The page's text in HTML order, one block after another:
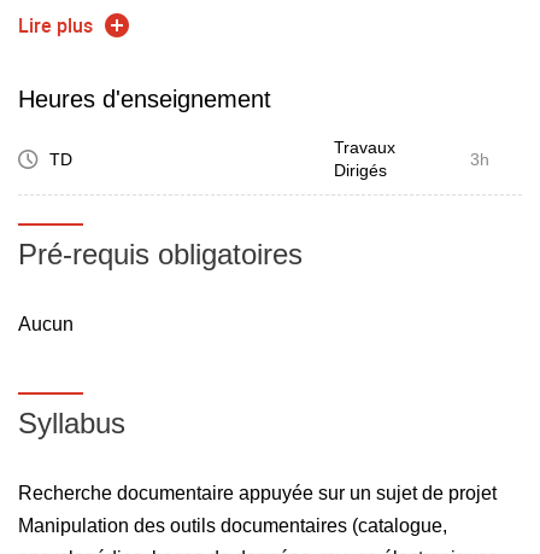
appréhender une démarche documentaire (choix des mots
sélectionner les outils correspondants à son sujet
localiser
savoir rédiger une démarche documentaire
internationales (NF Z44-005, NF ISO 690-2) et comprendre
Lire plus
Heures d'enseignement
TD
Travaux
Dirigés
3h
Pré-requis obligatoires
Aucun
Syllabus
Recherche documentaire appuyée sur un sujet de projet
Manipulation des outils documentaires (catalogue,